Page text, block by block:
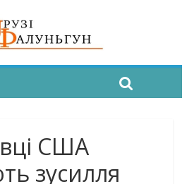
США
зусилля